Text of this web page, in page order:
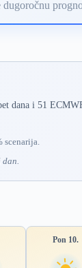
dana i 51
Pon 10.